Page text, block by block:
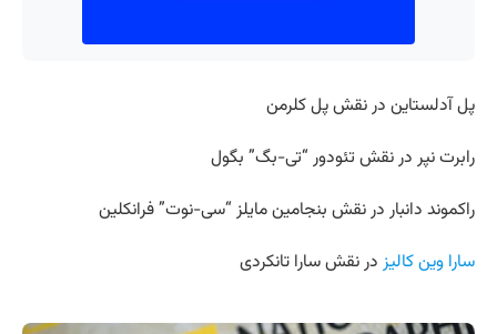
پل آدلستاین در نقش پل کلرمن
رابرت نپر در نقش تئودور “تی-بگ” بگول
راکموند دانبار در نقش بنجامین مایلز “سی-نوت” فرانکلین
سارا وین کالیز در نقش سارا تانکردی